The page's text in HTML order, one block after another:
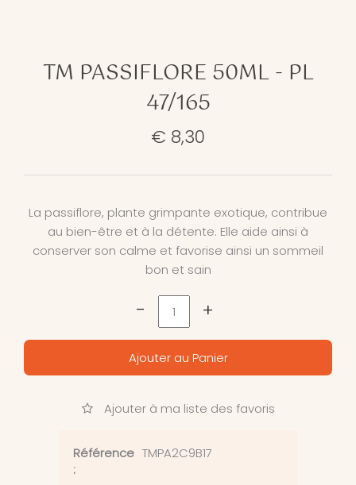
TM PASSIFLORE 50ML - PL
47/165
€ 8,30
La passiflore, plante grimpante exotique, contribue
au bien-être et à la détente. Elle aide ainsi à
conserver son calme et favorise ainsi un sommeil
bon et sain
- +
Ajouter au Panier
Ajouter à ma liste des favoris
Référence
:
TMPA2C9B17